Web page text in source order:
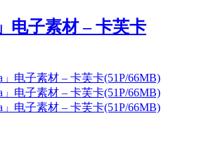
电子素材 – 卡芙卡